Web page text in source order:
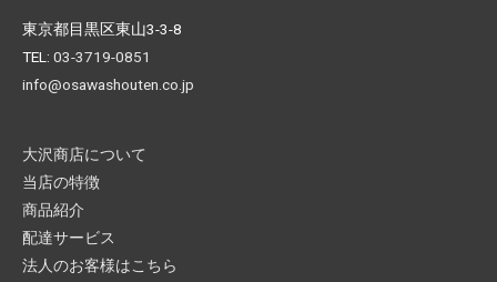
東京都目黒区東山3-3-8
TEL: 03-3719-0851
info@osawashouten.co.jp
大沢商店について
当店の特徴
商品紹介
配達サービス
法人のお客様はこちら